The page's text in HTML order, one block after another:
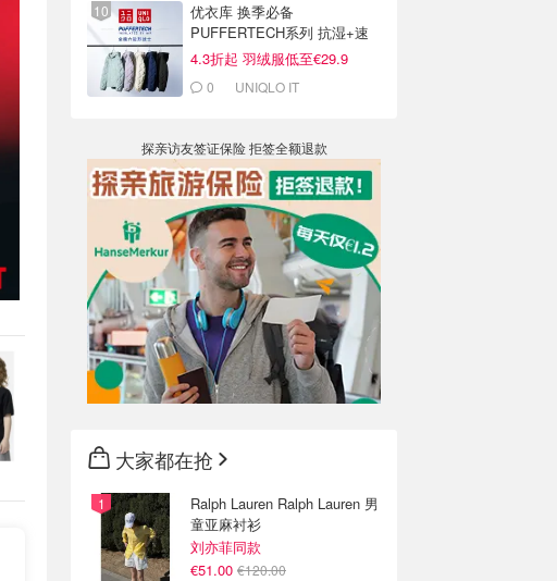
优衣库 换季必备
PUFFERTECH系列 抗湿+速
干+轻便 还易收纳
4.3折起 羽绒服低至€29.9
0 UNIQLO IT
探亲访友签证保险 拒签全额退款
大家都在抢
Ralph Lauren Ralph Lauren 男
童亚麻衬衫
刘亦菲同款
€51.00 €120.00